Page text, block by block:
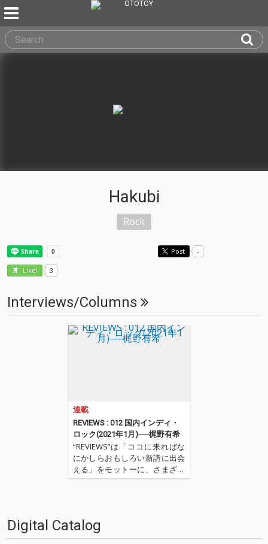
Hakubi
Rock
Post -
Like! 3
Interviews/Columns
連載
REVIEWS : 012 国内インディ・
ロック(2021年1月)──梶野有希
“REVIEWS”は「ココに来ればな
にかしらおもしろい新譜に出会
える」をモットーに、さまざま
な書き手が新譜(基本2〜3ヶ月タ
は、OTOTOYのニュー・カマ
ー・スタッ…
Digital Catalog